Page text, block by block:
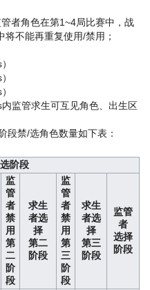
者角色在第1~4局比赛中，战
将不能再重复使用/禁用 ；
监管求生可互见角色、出生区
段禁/选角色数量如下表：
阶段
监
管
者
禁
用
第
二
阶
段
求生
者选
择
第二
阶段
监
管
者
禁
用
第
三
阶
段
求生
者选
择
第三
阶段
监管
者
选择
阶段